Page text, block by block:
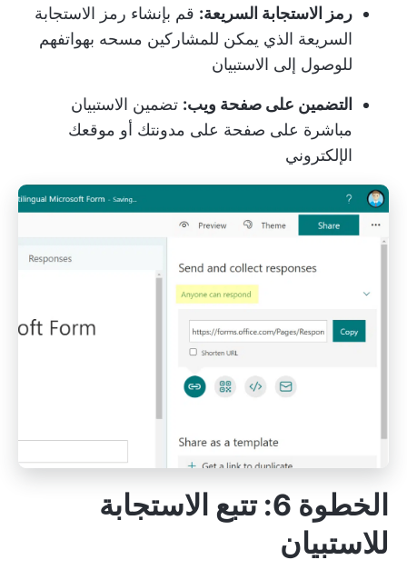
رمز الاستجابة السريعة: قم بإنشاء رمز الاستجابة
السريعة الذي يمكن للمشاركين مسحه بهواتفهم
للوصول إلى الاستبيان
التضمين على صفحة ويب: تضمين الاستبيان
مباشرة على صفحة على مدونتك أو موقعك
الإلكتروني
الخطوة 6: تتبع الاستجابة
للاستبيان